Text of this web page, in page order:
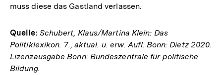
muss diese das Gastland verlassen.
Quelle: Schubert, Klaus/Martina Klein: Das
Politiklexikon. 7., aktual. u. erw. Aufl. Bonn: Dietz 2020.
Lizenzausgabe Bonn: Bundeszentrale für politische
Bildung.